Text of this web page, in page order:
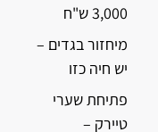
3,000 ש"ח
מיחזור בגדים –
יש חיה כזו
פתיחת שערי
טיירק –